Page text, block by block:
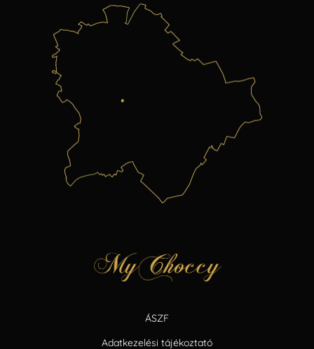
ÁSZF
Adatkezelési tájékoztató